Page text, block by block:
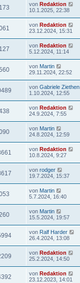
von Redaktion
10.1.2025, 22:38
von Redaktion
23.12.2024, 15:31
von Redaktion
5.12.2024, 11:14
von Martin
29.11.2024, 22:52
von Gabriele Ziethen
1.10.2024, 12:55
von Redaktion
24.9.2024, 7:55
von Martin
24.8.2024, 12:59
von Redaktion
10.8.2024, 9:27
von rodger
19.7.2024, 15:37
von Martin
5.7.2024, 16:40
von Martin
15.5.2024, 19:57
von Ralf Harder
26.4.2024, 13:08
von Redaktion
25.2.2024, 14:50
von Redaktion
23.12.2023, 14:01